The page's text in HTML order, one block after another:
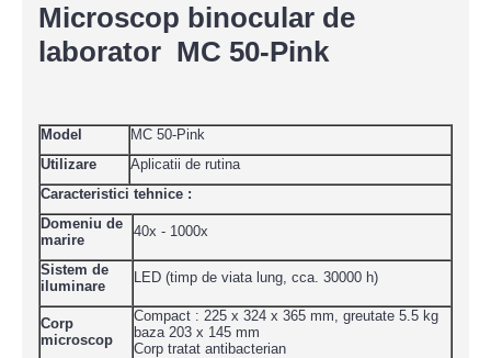
Microscop binocular de
laborator MC 50-Pink
Model
MC 50-Pink
Utilizare
Aplicatii de rutina
Caracteristici tehnice :
Domeniu de
marire
40x - 1000x
Sistem de
iluminare
LED (timp de viata lung, cca. 30000 h)
Corp
microscop
Compact : 225 x 324 x 365 mm, greutate 5.5 kg
baza 203 x 145 mm
Corp tratat antibacterian